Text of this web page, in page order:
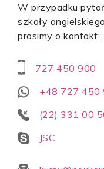
W przypadku
szkoły
prosimy o kontakt:
727 450 900
+48 727 450
(22) 331 00
JSC